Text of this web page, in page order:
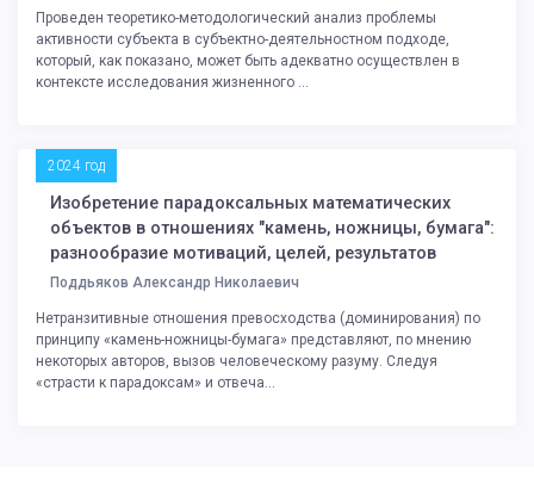
Проведен теоретико-методологический анализ проблемы
активности субъекта в субъектно-деятельностном подходе,
который, как показано, может быть адекватно осуществлен в
контексте исследования жизненного ...
2024 год
Изобретение парадоксальных математических
объектов в отношениях "камень, ножницы, бумага":
разнообразие мотиваций, целей, результатов
Поддьяков Александр Николаевич
Нетранзитивные отношения превосходства (доминирования) по
принципу «камень-ножницы-бумага» представляют, по мнению
некоторых авторов, вызов человеческому разуму. Следуя
«страсти к парадоксам» и отвеча...